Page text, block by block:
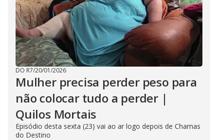
DO R7/20/01/2026
Mulher precisa perder peso para
não colocar tudo a perder |
Quilos Mortais
Episódio desta sexta (23) vai ao ar logo depois de Chamas
do Destino